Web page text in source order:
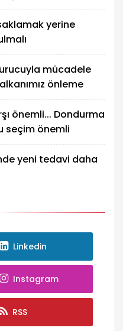
yerine
mücadele
önleme
önemli... Dondurma
seçim önemli
yeni tedavi daha
Linkedin
Instagram
RSS